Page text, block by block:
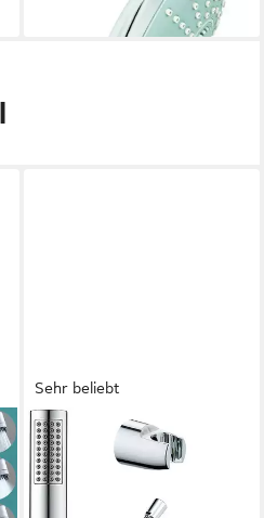
lieferbar - in 2-3 Werktagen bei dir
Sehr beliebt
WENKO
Handbrause Modell Basic Line
Duschkopf Set Wanne, (3-tlg),
klassische Stab-Handbrause,